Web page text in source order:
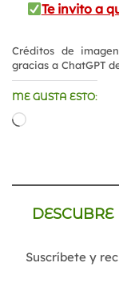
Te invito a
Créditos de
gracias a ChatGPT
ME GUSTA ESTO:
Cargando...
Suscríbete y